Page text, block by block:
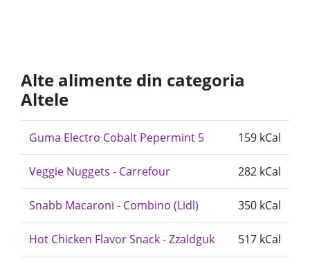
Alte alimente din categoria
Altele
Guma Electro Cobalt Pepermint 5 159 kCal
Veggie Nuggets - Carrefour 282 kCal
Snabb Macaroni - Combino (Lidl) 350 kCal
Hot Chicken Flavor Snack - Zzaldguk 517 kCal